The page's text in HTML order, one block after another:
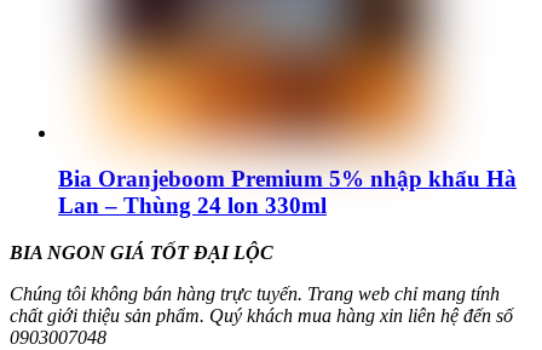
Bia Oranjeboom Premium 5% nhập khẩu Hà
Lan – Thùng 24 lon 330ml
BIA NGON GIÁ TỐT ĐẠI LỘC
Chúng tôi không bán hàng trực tuyến. Trang web chỉ mang tính
chất giới thiệu sản phẩm. Quý khách mua hàng xin liên hệ đến số
0903007048